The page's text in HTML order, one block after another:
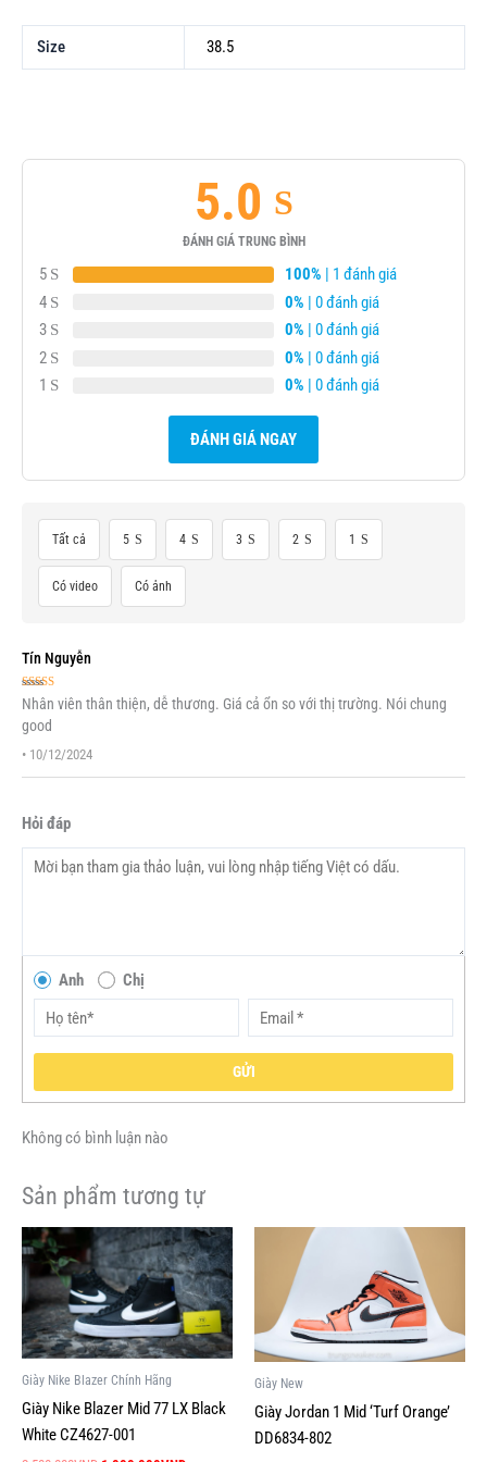
Size 38.5
5.0
ĐÁNH GIÁ TRUNG BÌNH
5 100% | 1 đánh giá
4
0% | 0 đánh giá
3
0% | 0 đánh giá
2
0% | 0 đánh giá
1
0% | 0 đánh giá
ĐÁNH GIÁ NGAY
Tất cả 5 4 3 2 1
Có video Có ảnh
Tín Nguyễn
Được xếp
hạng5 5 sao
Nhân viên thân thiện, dễ thương. Giá cả ổn so với thị trường. Nói chung
good
• 10/12/2024
Hỏi đáp
Anh Chị
GỬI
Không có bình luận nào
Sản phẩm tương tự
Giày Nike Blazer Chính Hãng
Giày Nike Blazer Mid 77 LX Black
White CZ4627-001
Giá
gốc
là:
2,500,000VND.
Giá
hiện
tại
là:
1,000,000VND.
Sản
phẩm
này
có
nhiều
Các
Giày New
Giày Jordan 1 Mid ‘Turf Orange’
DD6834-802
4,500,000VND.
tại
là:
thể.
Các
tùy